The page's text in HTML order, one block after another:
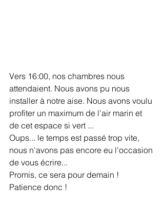
Vers 16:00, nos chambres nous
attendaient. Nous avons pu nous
installer à notre aise. Nous avons voulu
profiter un maximum de l'air marin et
de cet espace si vert ...
Oups... le temps est passé trop vite,
nous n'avons pas encore eu l'occasion
de vous écrire...
Promis, ce sera pour demain !
Patience donc !